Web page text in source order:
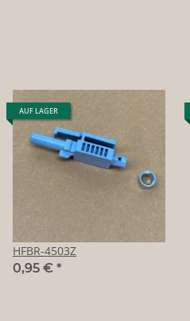
AUF LAGER
HFBR-4503Z
0,95 € *